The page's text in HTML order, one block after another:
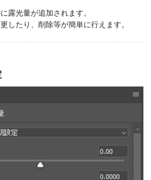
露光量が追加されます。
したり、削除等が簡単に行えます。